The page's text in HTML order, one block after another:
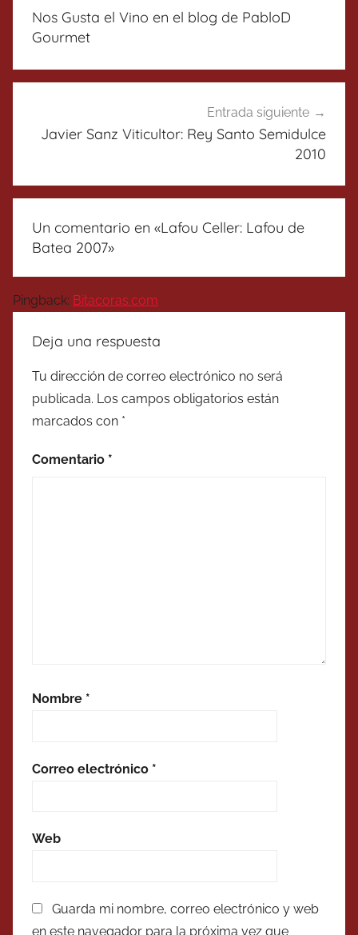
de
entradas
Nos Gusta el Vino en el blog de PabloD
Gourmet
Entrada siguiente
Javier Sanz Viticultor: Rey Santo Semidulce
2010
Un comentario en «Lafou Celler: Lafou de
Batea 2007»
Pingback: Bitacoras.com
Deja una respuesta
Tu dirección de correo electrónico no será
publicada. Los campos obligatorios están
marcados con *
Comentario *
Nombre *
Correo electrónico *
Web
Guarda mi nombre, correo electrónico y web
en este navegador para la próxima vez que